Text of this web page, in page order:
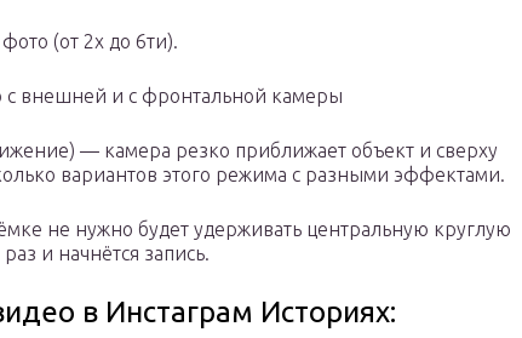
(от 2х до 6ти).
внешней и с фронтальной камеры
— камера резко приближает объект и сверху
вариантов этого режима с разными эффектами.
не нужно будет удерживать центральную круглую
и начнётся запись.
в Инстаграм Историях: